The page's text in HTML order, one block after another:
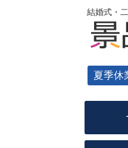
結婚式・二
夏季休